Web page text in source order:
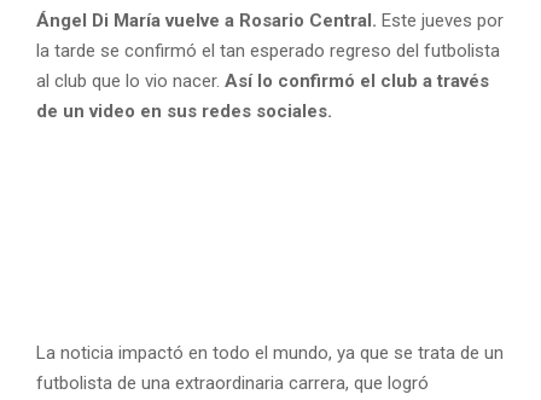
Ángel Di María vuelve a Rosario Central. Este jueves por
la tarde se confirmó el tan esperado regreso del futbolista
al club que lo vio nacer. Así lo confirmó el club a través
de un video en sus redes sociales.
La noticia impactó en todo el mundo, ya que se trata de un
futbolista de una extraordinaria carrera, que logró